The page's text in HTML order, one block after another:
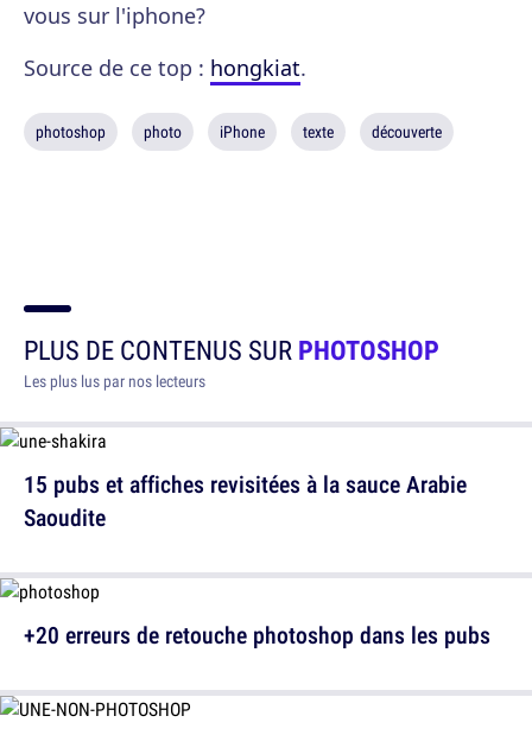
vous sur l'iphone?
Source de ce top : hongkiat.
photoshop photo iPhone texte découverte
PLUS DE CONTENUS SURPHOTOSHOP
Les plus lus par nos lecteurs
15 pubs et affiches revisitées à la sauce Arabie
Saoudite
+20 erreurs de retouche photoshop dans les pubs